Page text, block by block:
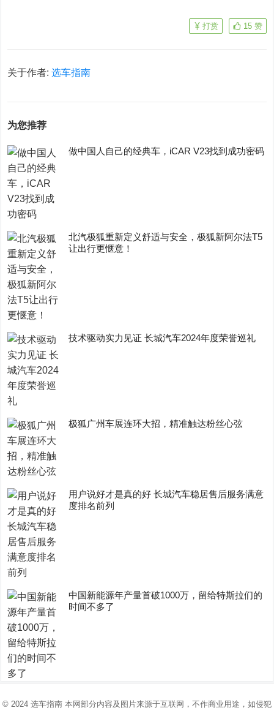
15 赞
打赏
关于作者:选车指南
为您推荐
做中国人自己的经典车，iCAR V23找到成功密码
​北汽极狐重新定义舒适与安全，极狐新阿尔法T5
让出行更惬意！
技术驱动实力见证 长城汽车2024年度荣誉巡礼
极狐广州车展连环大招，精准触达粉丝心弦
用户说好才是真的好 长城汽车稳居售后服务满意
度排名前列
中国新能源年产量首破1000万，留给特斯拉们的
时间不多了
© 2024 选车指南本网部分内容及图片来源于互联网，不作商业用途，如侵犯